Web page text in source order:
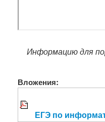
Информацию для
Вложения:
ЕГЭ по